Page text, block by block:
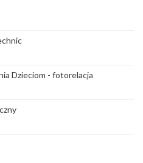
Dzieciom - fotorelacja